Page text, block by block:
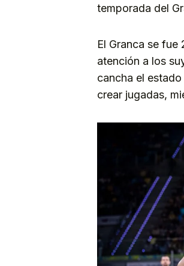
temporada del
El Granca se
atención a los
cancha el
crear jugadas,